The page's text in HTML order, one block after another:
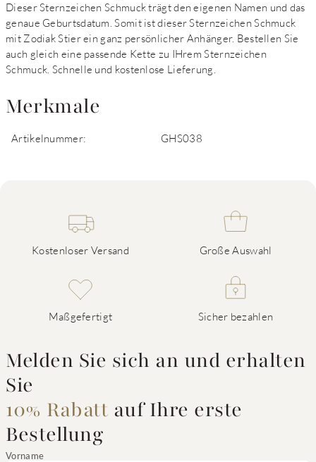
Dieser Sternzeichen Schmuck trägt den eigenen Namen und das
genaue Geburtsdatum. Somit ist dieser Sternzeichen Schmuck
mit Zodiak Stier ein ganz persönlicher Anhänger. Bestellen Sie
auch gleich eine passende Kette zu IHrem Sternzeichen
Schmuck. Schnelle und kostenlose Lieferung.
Merkmale
Artikelnummer: GHS038
Kostenloser Versand Große Auswahl
Maßgefertigt Sicher bezahlen
Melden Sie sich an und erhalten
Sie
10% Rabatt auf Ihre erste
Bestellung
Vorname